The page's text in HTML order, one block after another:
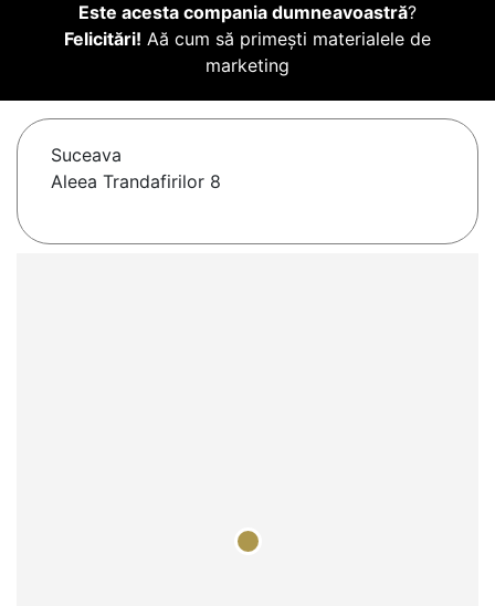
Este acesta compania dumneavoastră?
Felicitări! Aă cum să primești materialele de
marketing
Suceava
Aleea Trandafirilor 8